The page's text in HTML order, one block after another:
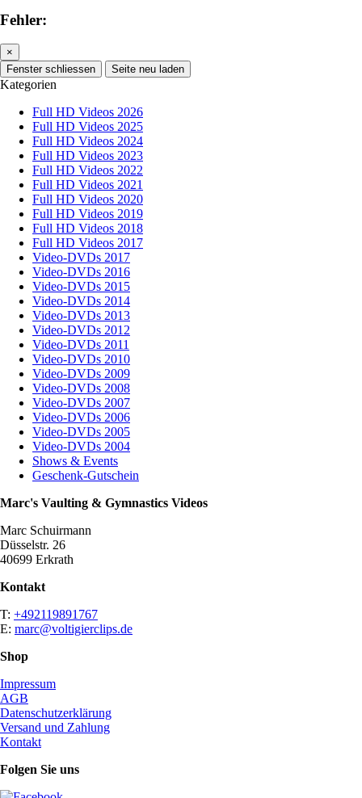
Fehler:
×
Fenster schliessen
Seite neu laden
Kategorien
Full HD Videos 2026
Full HD Videos 2025
Full HD Videos 2024
Full HD Videos 2023
Full HD Videos 2022
Full HD Videos 2021
Full HD Videos 2020
Full HD Videos 2019
Full HD Videos 2018
Full HD Videos 2017
Video-DVDs 2017
Video-DVDs 2016
Video-DVDs 2015
Video-DVDs 2014
Video-DVDs 2013
Video-DVDs 2012
Video-DVDs 2011
Video-DVDs 2010
Video-DVDs 2009
Video-DVDs 2008
Video-DVDs 2007
Video-DVDs 2006
Video-DVDs 2005
Video-DVDs 2004
Shows & Events
Geschenk-Gutschein
Marc's Vaulting & Gymnastics Videos
Marc Schuirmann
Düsselstr. 26
40699 Erkrath
Kontakt
T: +492119891767
E: marc@voltigierclips.de
Shop
Impressum
AGB
Datenschutzerklärung
Versand und Zahlung
Kontakt
Folgen Sie uns